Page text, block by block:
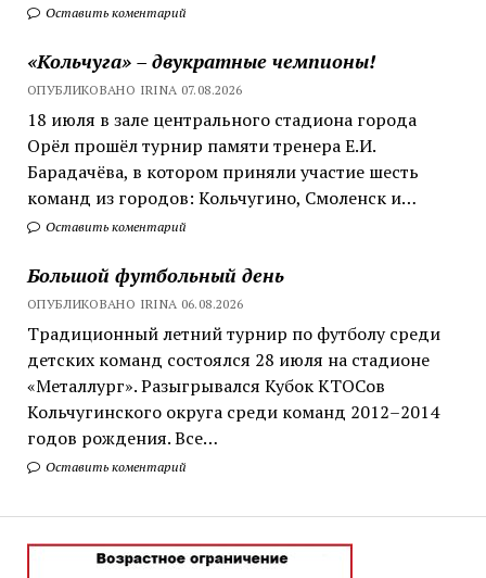
Оставить коментарий
«Кольчуга» – двукратные чемпионы!
ОПУБЛИКОВАНО IRINA 07.08.2026
18 июля в зале центрального стадиона города
Орёл прошёл турнир памяти тренера Е.И.
Барадачёва, в котором приняли участие шесть
команд из городов: Кольчугино, Смоленск и…
Оставить коментарий
Большой футбольный день
ОПУБЛИКОВАНО IRINA 06.08.2026
Традиционный летний турнир по футболу среди
детских команд состоялся 28 июля на стадионе
«Металлург». Разыгрывался Кубок КТОСов
Кольчугинского округа среди команд 2012–2014
годов рождения. Все…
Оставить коментарий